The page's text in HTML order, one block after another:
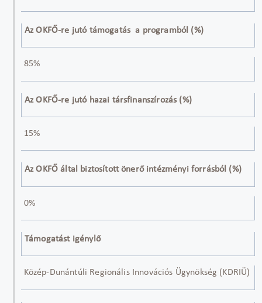
Az OKFŐ-re jutó támogatás a programból (%)
85%
Az OKFŐ-re jutó hazai társfinanszírozás (%)
15%
Az OKFŐ által biztosított önerő intézményi forrásból (%)
0%
Támogatást igénylő
Közép-Dunántúli Regionális Innovációs Ügynökség (KDRIÜ)